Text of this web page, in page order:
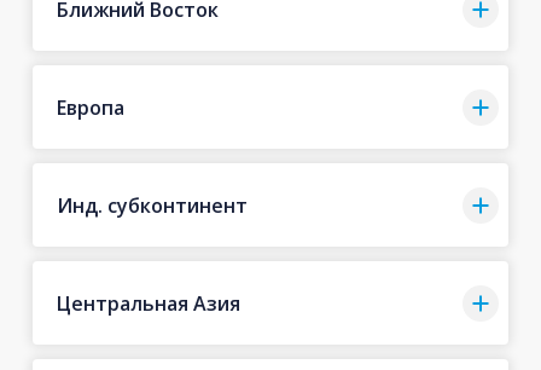
Ближний Восток
Европа
Инд. субконтинент
Центральная Азия